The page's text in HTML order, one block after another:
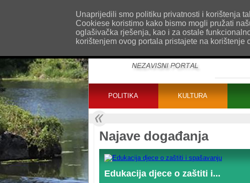
O nama Kontakt Oglašavanje Impresum
POLITIKA KULTURA
Najave događanja
Edukacija djece o zaštiti i...
Unaprijedili smo politiku privatnosti i korištenja
Cookiese koristimo kako bismo mogli pružati
oglašivačka rješenja, kao i za ostale
korištenjem ovog portala pristajete na korištenje